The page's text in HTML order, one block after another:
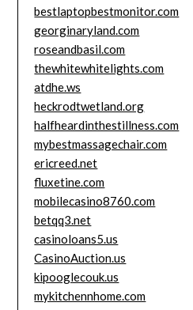
bestlaptopbestmonitor.com
georginaryland.com
roseandbasil.com
thewhitewhitelights.com
atdhe.ws
heckrodtwetland.org
halfheardinthestillness.com
mybestmassagechair.com
ericreed.net
fluxetine.com
mobilecasino8760.com
betqq3.net
casinoloans5.us
CasinoAuction.us
kipooglecouk.us
mykitchennhome.com